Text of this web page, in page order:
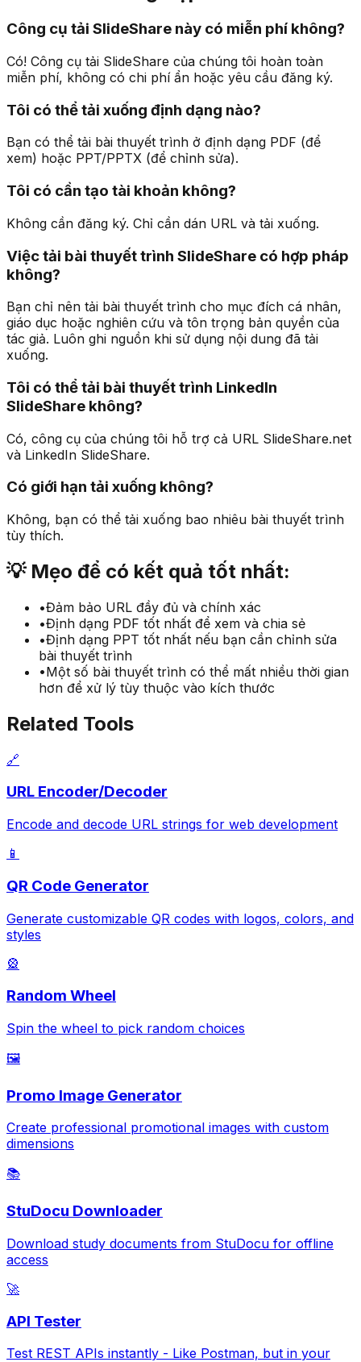
Công cụ tải SlideShare này có miễn phí không?
Có! Công cụ tải SlideShare của chúng tôi hoàn toàn
miễn phí, không có chi phí ẩn hoặc yêu cầu đăng ký.
Tôi có thể tải xuống định dạng nào?
Bạn có thể tải bài thuyết trình ở định dạng PDF (để
xem) hoặc PPT/PPTX (để chỉnh sửa).
Tôi có cần tạo tài khoản không?
Không cần đăng ký. Chỉ cần dán URL và tải xuống.
Việc tải bài thuyết trình SlideShare có hợp pháp
không?
Bạn chỉ nên tải bài thuyết trình cho mục đích cá nhân,
giáo dục hoặc nghiên cứu và tôn trọng bản quyền của
tác giả. Luôn ghi nguồn khi sử dụng nội dung đã tải
xuống.
Tôi có thể tải bài thuyết trình LinkedIn
SlideShare không?
Có, công cụ của chúng tôi hỗ trợ cả URL SlideShare.net
và LinkedIn SlideShare.
Có giới hạn tải xuống không?
Không, bạn có thể tải xuống bao nhiêu bài thuyết trình
tùy thích.
💡 Mẹo để có kết quả tốt nhất:
•Đảm bảo URL đầy đủ và chính xác
•Định dạng PDF tốt nhất để xem và chia sẻ
•Định dạng PPT tốt nhất nếu bạn cần chỉnh sửa
bài thuyết trình
•Một số bài thuyết trình có thể mất nhiều thời gian
hơn để xử lý tùy thuộc vào kích thước
Related Tools
🔗
URL Encoder/Decoder
Encode and decode URL strings for web development
📱
QR Code Generator
Generate customizable QR codes with logos, colors, and
styles
🎡
Random Wheel
Spin the wheel to pick random choices
🖼️
Promo Image Generator
Create professional promotional images with custom
dimensions
📚
StuDocu Downloader
Download study documents from StuDocu for offline
access
🚀
API Tester
Test REST APIs instantly - Like Postman, but in your